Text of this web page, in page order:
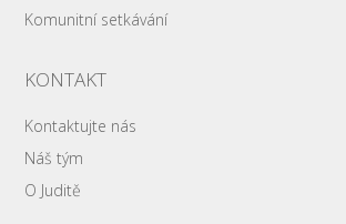
Komunitní setkávání
KONTAKT
Kontaktujte nás
Náš tým
O Juditě